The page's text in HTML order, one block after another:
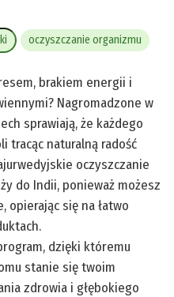
oczyszczanie organizmu
brakiem energii i
Nagromadzone w
sprawiają, że każdego
tracąc naturalną radość
oczyszczanie
do Indii, ponieważ możesz
opierając się na łatwo
dzięki któremu
stanie się twoim
zdrowia i głębokiego